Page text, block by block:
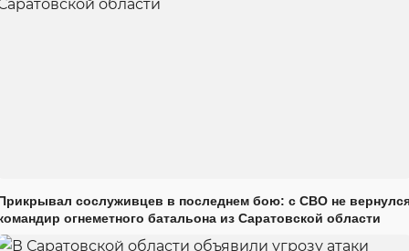
сослуживцев в последнем бою: с СВО не
огнеметного батальона из Саратовской области